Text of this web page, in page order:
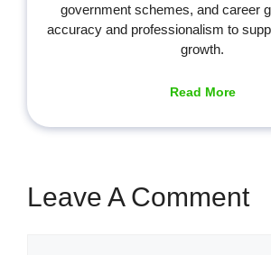
government schemes, and career
accuracy and professionalism to
growth.
Read More
Leave A Comment